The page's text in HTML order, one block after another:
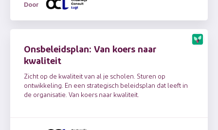
Door
Onsbeleidsplan: Van koers naar
kwaliteit
Zicht op de kwaliteit van al je scholen. Sturen op
ontwikkeling. En een strategisch beleidsplan dat leeft in
de organisatie. Van koers naar kwaliteit.